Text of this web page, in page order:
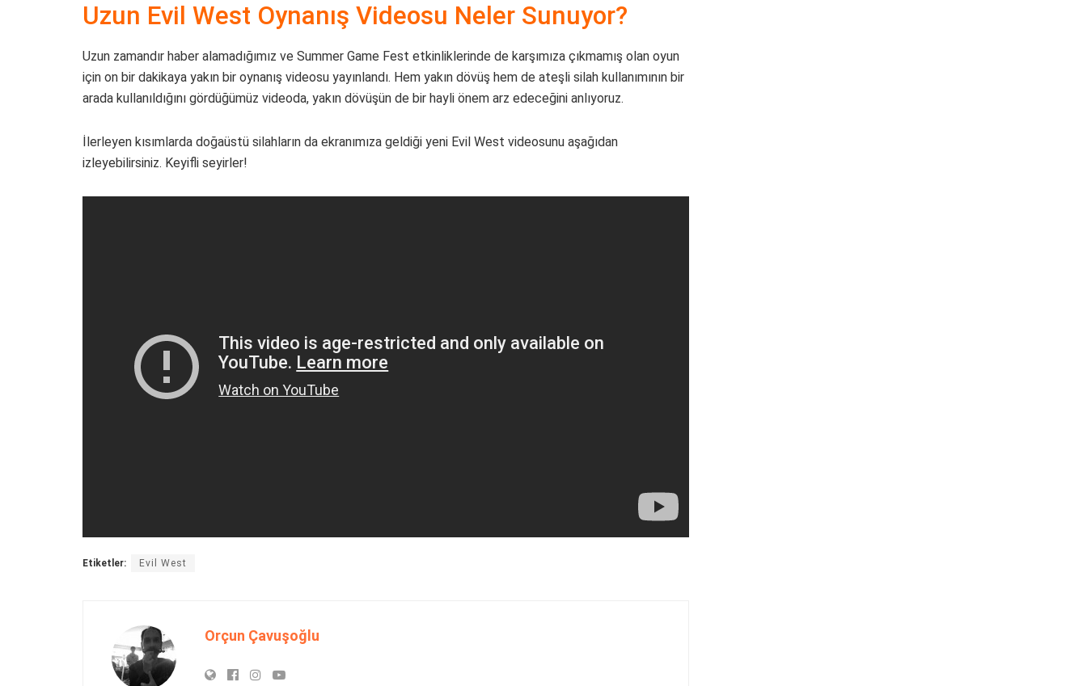
Uzun Evil West Oynanış Videosu Neler Sunuyor?
Uzun zamandır haber alamadığımız ve Summer Game Fest etkinliklerinde de karşımıza çıkmamış olan oyun
için on bir dakikaya yakın bir oynanış videosu yayınlandı. Hem yakın dövüş hem de ateşli silah kullanımının bir
arada kullanıldığını gördüğümüz videoda, yakın dövüşün de bir hayli önem arz edeceğini anlıyoruz.
İlerleyen kısımlarda doğaüstü silahların da ekranımıza geldiği yeni Evil West videosunu aşağıdan
izleyebilirsiniz. Keyifli seyirler!
Etiketler: Evil West
Orçun Çavuşoğlu